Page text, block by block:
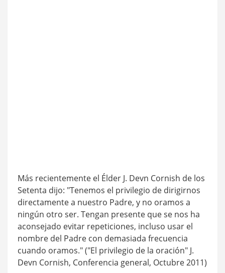
Más recientemente el Élder J. Devn Cornish de los
Setenta dijo: "Tenemos el privilegio de dirigirnos
directamente a nuestro Padre, y no oramos a
ningún otro ser. Tengan presente que se nos ha
aconsejado evitar repeticiones, incluso usar el
nombre del Padre con demasiada frecuencia
cuando oramos." ("El privilegio de la oración" J.
Devn Cornish, Conferencia general, Octubre 2011)